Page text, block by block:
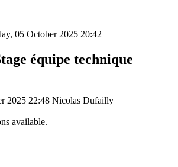
05 October 2025 20:42
équipe technique
2025 22:48 Nicolas Dufailly
available.